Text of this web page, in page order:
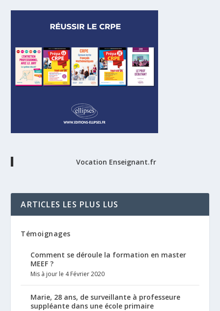
Vocation Enseignant.fr
ARTICLES LES PLUS LUS
Témoignages
Comment se déroule la formation en master
MEEF ?
Mis à jour le 4 Février 2020
Marie, 28 ans, de surveillante à professeure
suppléante dans une école primaire